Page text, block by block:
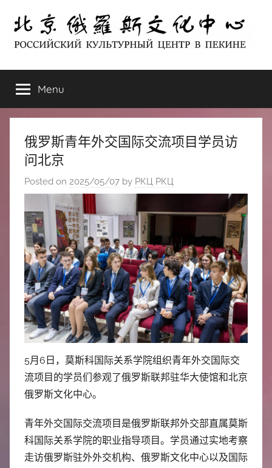
content
北
京
俄
罗
斯
文
化
中
心
ЦЕНТР
В
ПЕКИНЕ
Menu
俄罗斯青年外交国际交流项目学员访
问北京
Posted on 2025/05/07 by РКЦ РКЦ
5月6日，莫斯科国际关系学院组织青年外交国际交
流项目的学员们参观了俄罗斯联邦驻华大使馆和北京
俄罗斯文化中心。
青年外交国际交流项目是俄罗斯联邦外交部直属莫斯
科国际关系学院的职业指导项目。学员通过实地考察
走访俄罗斯驻外外交机构、俄罗斯文化中心以及国际